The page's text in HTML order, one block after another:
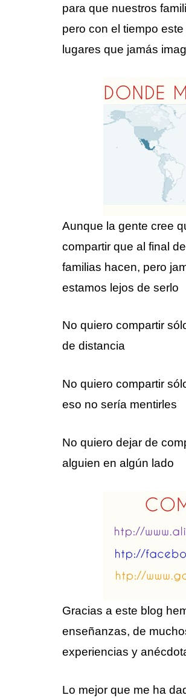
para que nuestros
pero con el tiempo
lugares que jamás
Aunque la gente cree
compartir que al final
familias hacen, pero
estamos lejos de serlo
No quiero compartir
de distancia
No quiero compartir
eso no sería mentirles
No quiero dejar de
alguien en algún lado
Gracias a este blog
enseñanzas, de
experiencias y
Lo mejor que me ha